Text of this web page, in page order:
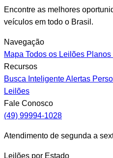
Encontre as melhores
veículos em todo o Brasil.
Navegação
Mapa Todos os Leilões Planos
Recursos
Busca InteligenteAlertas
Leilões
Fale Conosco
(49) 99994-1028
Atendimento de segunda a
Leilões por Estado